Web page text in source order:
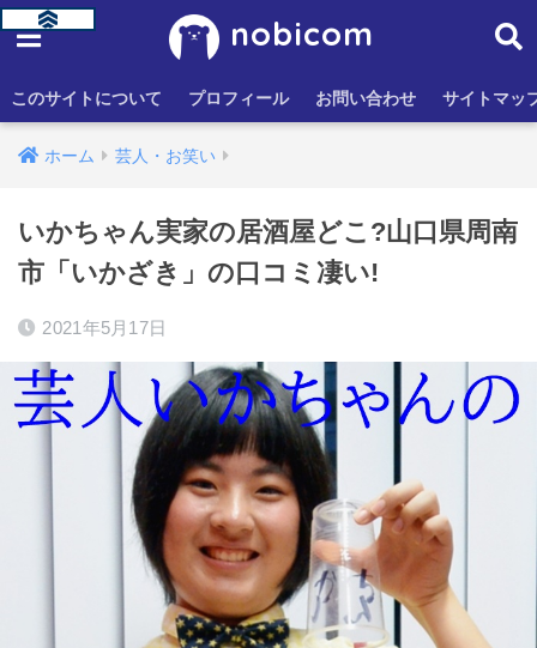
nobicom
このサイトについて プロフィール お問い合わせ サイトマッ
ホーム 芸人・お笑い
いかちゃん実家の居酒屋どこ?山口県周南
市「いかざき」の口コミ凄い!
2021年5月17日